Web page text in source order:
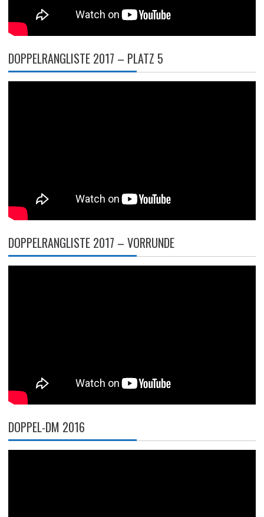
DOPPELRANGLISTE 2017 – PLATZ 5
DOPPELRANGLISTE 2017 – VORRUNDE
DOPPEL-DM 2016